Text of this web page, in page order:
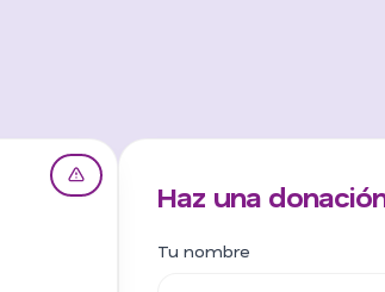
Haz una
Tu nombre